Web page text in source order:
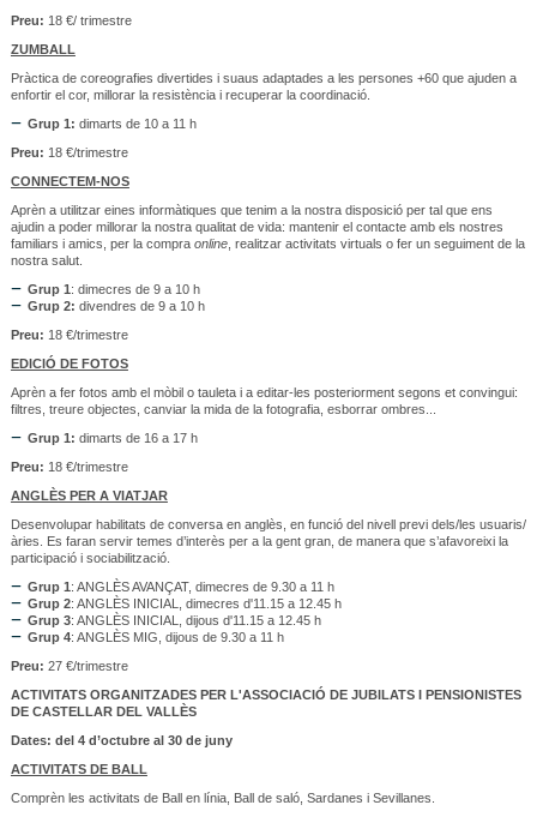
Preu: 18 €/ trimestre
ZUMBALL
Pràctica de coreografies divertides i suaus adaptades a les persones +60 que ajuden a
enfortir el cor, millorar la resistència i recuperar la coordinació.
Grup 1: dimarts de 10 a 11 h
Preu: 18 €/trimestre
CONNECTEM-NOS
Aprèn a utilitzar eines informàtiques que tenim a la nostra disposició per tal que ens
ajudin a poder millorar la nostra qualitat de vida: mantenir el contacte amb els nostres
familiars i amics, per la compra online, realitzar activitats virtuals o fer un seguiment de la
nostra salut.
Grup 1: dimecres de 9 a 10 h
Grup 2: divendres de 9 a 10 h
Preu: 18 €/trimestre
EDICIÓ DE FOTOS
Aprèn a fer fotos amb el mòbil o tauleta i a editar-les posteriorment segons et convingui:
filtres, treure objectes, canviar la mida de la fotografia, esborrar ombres...
Grup 1: dimarts de 16 a 17 h
Preu: 18 €/trimestre
ANGLÈS PER A VIATJAR
Desenvolupar habilitats de conversa en anglès, en funció del nivell previ dels/les usuaris/
àries. Es faran servir temes d’interès per a la gent gran, de manera que s’afavoreixi la
participació i sociabilització.
Grup 1: ANGLÈS AVANÇAT, dimecres de 9.30 a 11 h
Grup 2: ANGLÈS INICIAL, dimecres d'11.15 a 12.45 h
Grup 3: ANGLÈS INICIAL, dijous d'11.15 a 12.45 h
Grup 4: ANGLÈS MIG, dijous de 9.30 a 11 h
Preu: 27 €/trimestre
ACTIVITATS ORGANITZADES PER L'ASSOCIACIÓ DE JUBILATS I PENSIONISTES
DE CASTELLAR DEL VALLÈS
Dates: del 4 d’octubre al 30 de juny
ACTIVITATS DE BALL
Comprèn les activitats de Ball en línia, Ball de saló, Sardanes i Sevillanes.